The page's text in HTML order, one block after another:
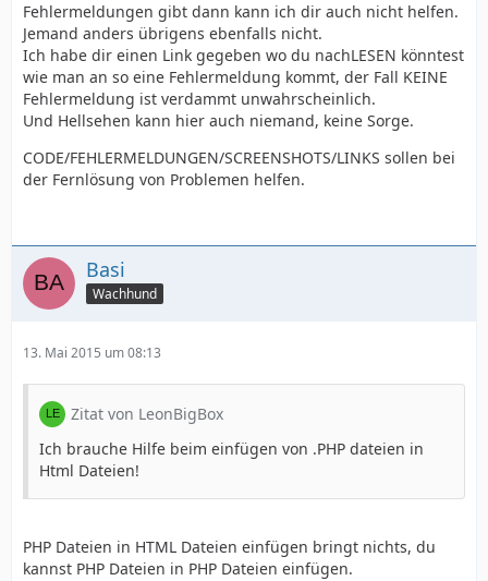
Fehlermeldungen gibt dann kann ich dir auch nicht helfen.
Jemand anders übrigens ebenfalls nicht.
Ich habe dir einen Link gegeben wo du nachLESEN könntest
wie man an so eine Fehlermeldung kommt, der Fall KEINE
Fehlermeldung ist verdammt unwahrscheinlich.
Und Hellsehen kann hier auch niemand, keine Sorge.
CODE/FEHLERMELDUNGEN/SCREENSHOTS/LINKS sollen bei
der Fernlösung von Problemen helfen.
Basi
Wachhund
13. Mai 2015 um 08:13
Zitat von LeonBigBox
Ich brauche Hilfe beim einfügen von .PHP dateien in
Html Dateien!
PHP Dateien in HTML Dateien einfügen bringt nichts, du
kannst PHP Dateien in PHP Dateien einfügen.